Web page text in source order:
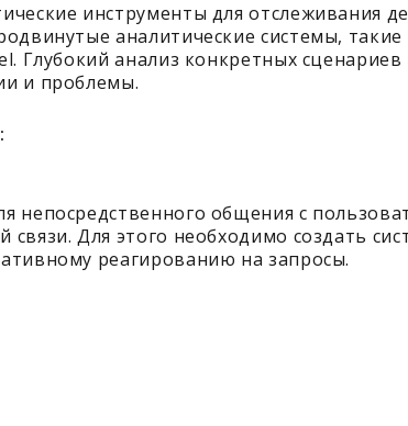
инструменты для отслеживания
аналитические системы, такие
Глубокий анализ конкретных сценариев
и проблемы.
непосредственного общения с
Для этого необходимо создать
реагированию на запросы.